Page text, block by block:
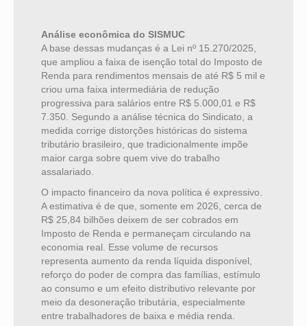
Análise econômica do SISMUC
A base dessas mudanças é a Lei nº 15.270/2025,
que ampliou a faixa de isenção total do Imposto de
Renda para rendimentos mensais de até R$ 5 mil e
criou uma faixa intermediária de redução
progressiva para salários entre R$ 5.000,01 e R$
7.350. Segundo a análise técnica do Sindicato, a
medida corrige distorções históricas do sistema
tributário brasileiro, que tradicionalmente impõe
maior carga sobre quem vive do trabalho
assalariado.
O impacto financeiro da nova política é expressivo.
A estimativa é de que, somente em 2026, cerca de
R$ 25,84 bilhões deixem de ser cobrados em
Imposto de Renda e permaneçam circulando na
economia real. Esse volume de recursos
representa aumento da renda líquida disponível,
reforço do poder de compra das famílias, estímulo
ao consumo e um efeito distributivo relevante por
meio da desoneração tributária, especialmente
entre trabalhadores de baixa e média renda.